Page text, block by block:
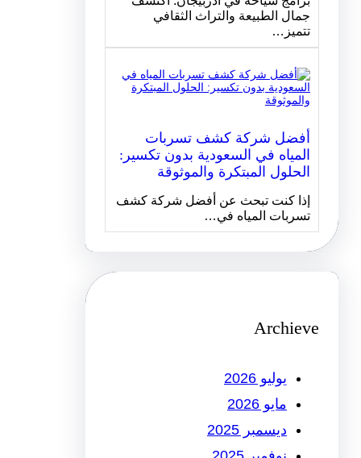
جمال الطبيعة والتراث الثقافي
تتميز…
أفضل شركة كشف تسربات
المياه في السعودية بدون تكسير:
الحلول المبتكرة والموثوقة
إذا كنت تبحث عن أفضل شركة كشف
تسربات المياه في…
Archieve
يوليو 2026
مايو 2026
ديسمبر 2025